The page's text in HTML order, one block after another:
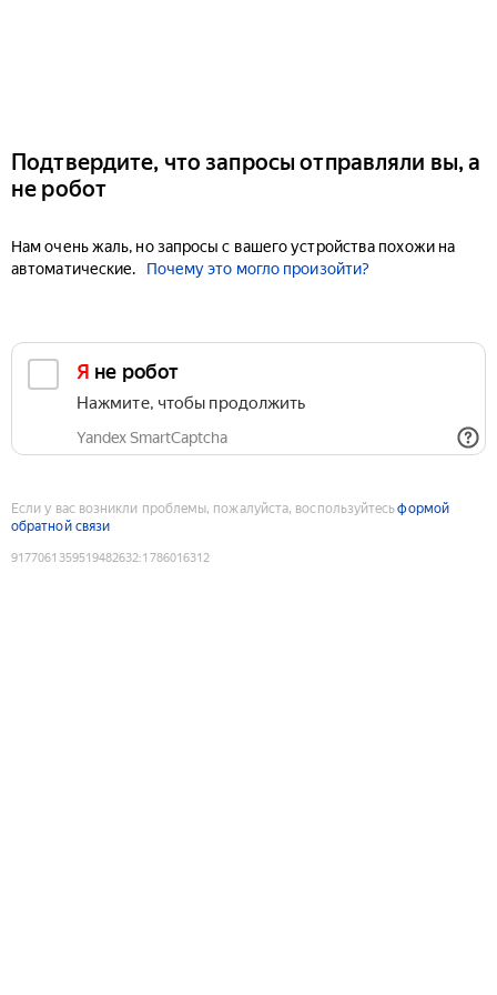
Подтвердите, что запросы отправляли вы, а
не робот
Нам очень жаль, но запросы с вашего устройства похожи на
автоматические.
Почему это могло произойти?
Я не робот
Нажмите, чтобы продолжить
Yandex SmartCaptcha
Если у вас возникли проблемы, пожалуйста, воспользуйтесьформой
обратной связи
9177061359519482632:1786016312